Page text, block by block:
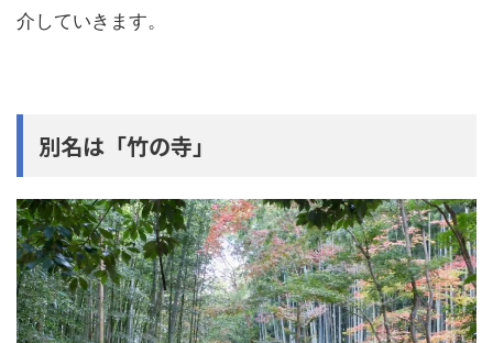
介していきます。
別名は「竹の寺」